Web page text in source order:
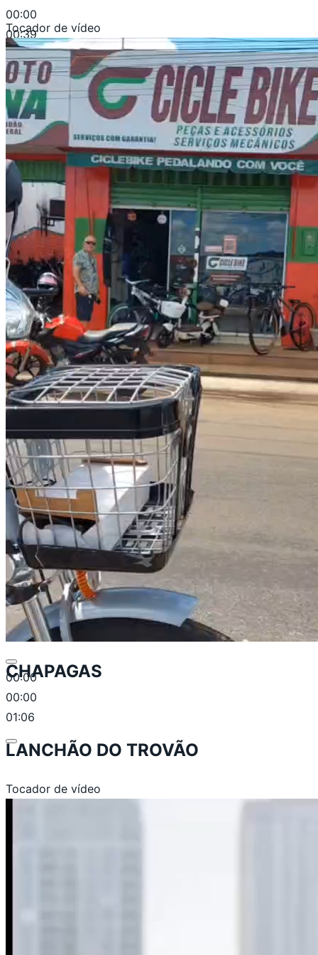
00:00
00:39
Tocador de vídeo
00:00
00:00
01:06
CHAPAGAS
LANCHÃO DO TROVÃO
Tocador de vídeo